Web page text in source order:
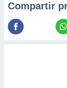
Compartir